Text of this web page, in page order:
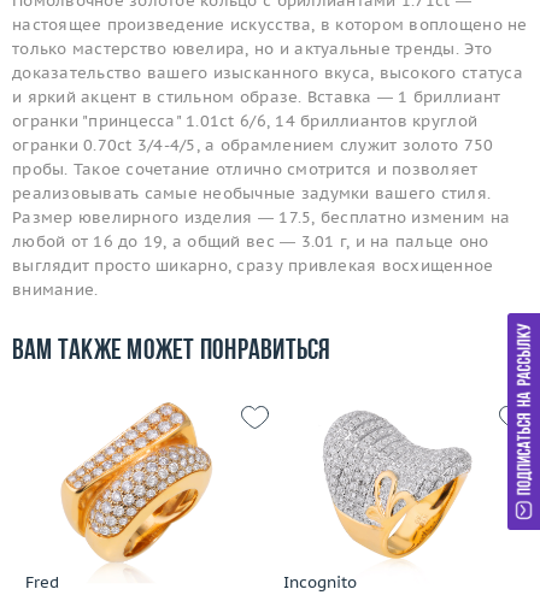
настоящее произведение искусства, в котором воплощено не
только мастерство ювелира, но и актуальные тренды. Это
доказательство вашего изысканного вкуса, высокого статуса
и яркий акцент в стильном образе. Вставка — 1 бриллиант
огранки "принцесса" 1.01ct 6/6, 14 бриллиантов круглой
огранки 0.70ct 3/4-4/5, а обрамлением служит золото 750
пробы. Такое сочетание отлично смотрится и позволяет
реализовывать самые необычные задумки вашего стиля.
Размер ювелирного изделия — 17.5, бесплатно изменим на
любой от 16 до 19, а общий вес — 3.01 г, и на пальце оно
выглядит просто шикарно, сразу привлекая восхищенное
внимание.
Вам также может понравиться
Fred Incognito